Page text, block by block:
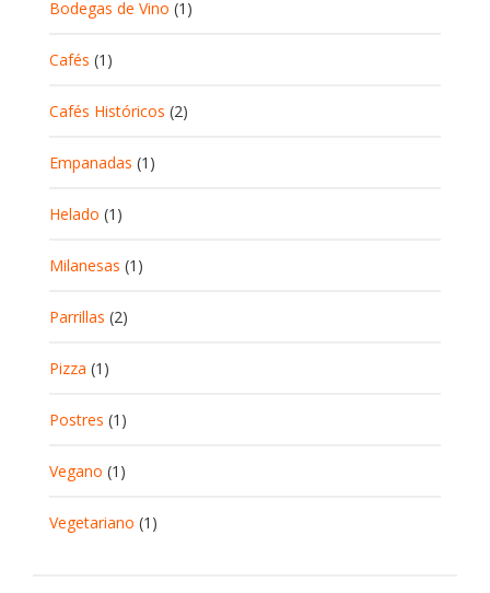
Bodegas de Vino (1)
Cafés (1)
Cafés Históricos (2)
Empanadas (1)
Helado (1)
Milanesas (1)
Parrillas (2)
Pizza (1)
Postres (1)
Vegano (1)
Vegetariano (1)